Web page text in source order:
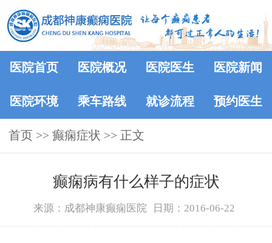
医院首页 医院概况 医院医生 医院新闻
医院环境 乘车路线 就诊流程 预约医生
首页 >> 癫痫症状 >> 正文
癫痫病有什么样子的症状
来源：成都神康癫痫医院 日期：2016-06-22